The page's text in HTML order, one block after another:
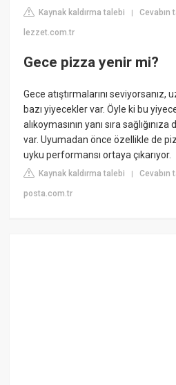
Kaynak kaldırma talebi |Cevabın
lezzet.com.tr
Gece pizza yenir mi?
Gece atıştırmalarını seviyorsanız,
bazı yiyecekler var. Öyle ki bu
alıkoymasının yanı sıra
var. Uyumadan önce özellikle de
uyku performansı ortaya çıkarıyor.
Kaynak kaldırma talebi |Cevabın
posta.com.tr